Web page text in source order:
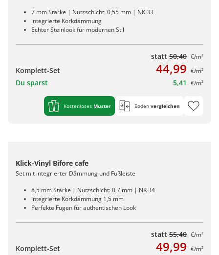
7 mm Stärke | Nutzschicht: 0,55 mm | NK 33
integrierte Korkdämmung
Echter Steinlook für modernen Stil
statt 50,40 €/m²
Komplett-Set 44,99 €/m²
Du sparst 5,41 €/m²
Kostenloses Muster Boden vergleichen
Klick-Vinyl Bifore cafe
Set mit integrierter Dämmung und Fußleiste
8,5 mm Stärke | Nutzschicht: 0,7 mm | NK 34
integrierte Korkdämmung 1,5 mm
Perfekte Fugen für authentischen Look
statt 55,40 €/m²
Komplett-Set 49,99 €/m²